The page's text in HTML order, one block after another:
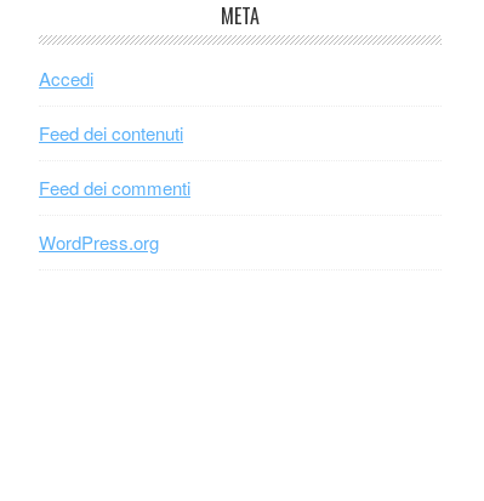
META
Accedi
Feed dei contenuti
Feed dei commenti
WordPress.org